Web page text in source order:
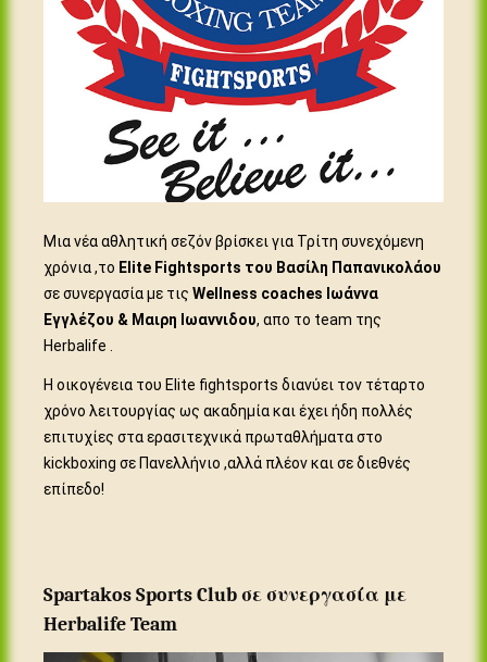
Μια νέα αθλητική σεζόν βρίσκει για Τρίτη συνεχόμενη
χρόνια ,το Elite Fightsports του Βασίλη Παπανικολάου
σε συνεργασία με τις Wellness coaches Ιωάννα
Εγγλέζου & Μαιρη Ιωαννιδου, απο το team της
Herbalife .
Η οικογένεια του Elite fightsports διανύει τον τέταρτο
χρόνο λειτουργίας ως ακαδημία και έχει ήδη πολλές
επιτυχίες στα ερασιτεχνικά πρωταθλήματα στο
kickboxing σε Πανελλήνιο ,αλλά πλέον και σε διεθνές
επίπεδο!
Spartakos Sports Club σε συνεργασία με
Herbalife Team